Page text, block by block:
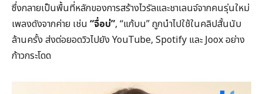
ซึ่งกลายเป็นพื้นที่หลักของการสร้างไวรัลและชาเลนจ์จากคนรุ่นใหม่
เพลงดังจากค่าย เช่น “จื่อบ่”, “แก้บน” ถูกนำไปใช้ในคลิปสั้นนับ
ล้านครั้ง ส่งต่อยอดวิวไปยัง YouTube, Spotify และ Joox อย่าง
ก้าวกระโดด